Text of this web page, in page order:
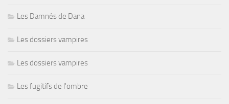
Les Damnés de Dana
Les dossiers vampires
Les dossiers vampires
Les fugitifs de l'ombre